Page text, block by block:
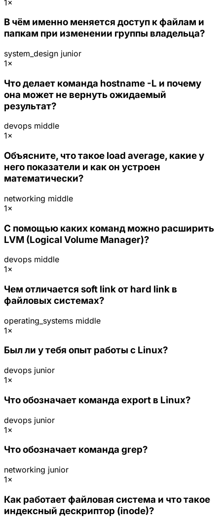
1×
В чём именно меняется доступ к файлам и
папкам при изменении группы владельца?
system_design junior
1×
Что делает команда hostname -L и почему
она может не вернуть ожидаемый
результат?
devops middle
1×
Объясните, что такое load average, какие у
него показатели и как он устроен
математически?
networking middle
1×
С помощью каких команд можно расширить
LVM (Logical Volume Manager)?
devops middle
1×
Чем отличается soft link от hard link в
файловых системах?
operating_systems middle
1×
Был ли у тебя опыт работы с Linux?
devops junior
1×
Что обозначает команда export в Linux?
devops junior
1×
Что обозначает команда grep?
networking junior
1×
Как работает файловая система и что такое
индексный дескриптор (inode)?